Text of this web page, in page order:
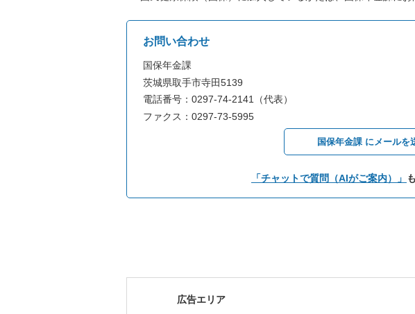
お問い合わせ
国保年金課
茨城県取手市寺田5139
電話番号：0297-74-2141（代表）
ファクス：0297-73-5995
国保年金課 にメールを
「チャットで質問（AIがご案内）」
広告エリア